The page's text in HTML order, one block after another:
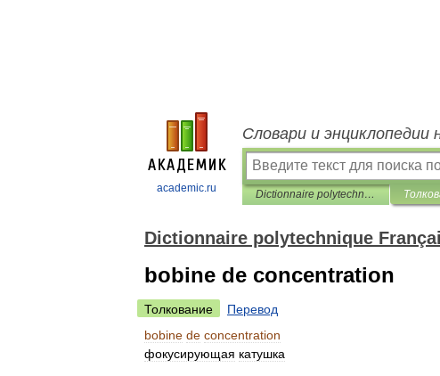
academic.ru
Словари и энциклопедии
Dictionnaire polytechnique Français-Russe
Dictionnaire polytechnique
bobine de concentration
Толкование
Перевод
bobine de concentration
фокусирующая катушка